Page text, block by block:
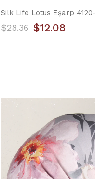
Silk Life Lotus Eşarp
$12.08
$28.36